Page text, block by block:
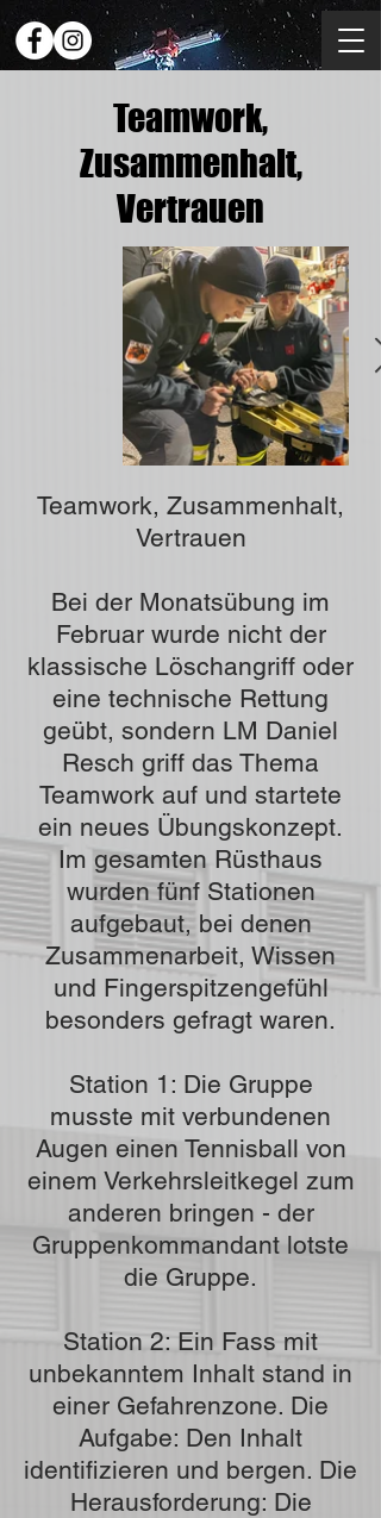
Teamwork,
Zusammenhalt,
Vertrauen
Teamwork, Zusammenhalt,
Vertrauen
Bei der Monatsübung im
Februar wurde nicht der
klassische Löschangriff oder
eine technische Rettung
geübt, sondern LM Daniel
Resch griff das Thema
Teamwork auf und startete
ein neues Übungskonzept.
Im gesamten Rüsthaus
wurden fünf Stationen
aufgebaut, bei denen
Zusammenarbeit, Wissen
und Fingerspitzengefühl
besonders gefragt waren.
Station 1: Die Gruppe
musste mit verbundenen
Augen einen Tennisball von
einem Verkehrsleitkegel zum
anderen bringen - der
Gruppenkommandant lotste
die Gruppe.
Station 2: Ein Fass mit
unbekanntem Inhalt stand in
einer Gefahrenzone. Die
Aufgabe: Den Inhalt
identifizieren und bergen. Die
Herausforderung: Die